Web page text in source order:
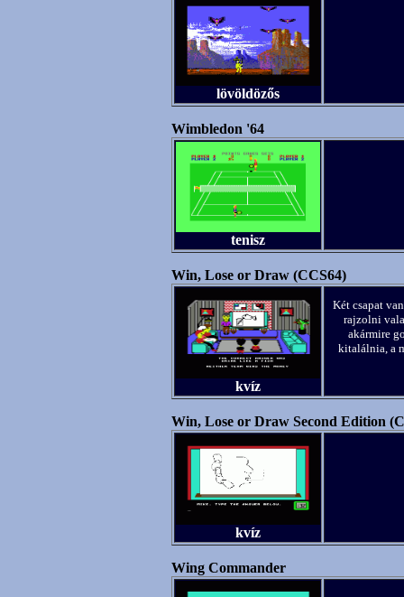
lövöldözős
Wimbledon '64
tenisz
Win, Lose or Draw (CCS64)
kvíz
Két csapat
rajzolni
akármire
kitalálnia, a
Win, Lose or Draw Second Edition
kvíz
Wing Commander